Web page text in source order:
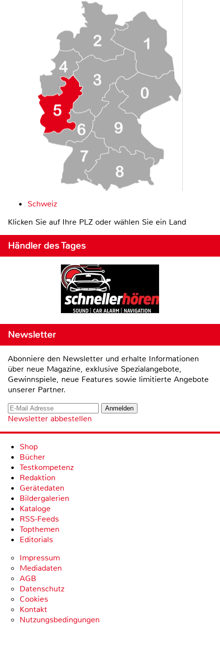
Schweiz
Klicken Sie auf Ihre PLZ oder wählen Sie ein Land
Händler des Tages
Newsletter
Abonniere den Newsletter und erhalte Informationen
über neue Magazine, exklusive Spezialangebote,
Gewinnspiele, neue Features sowie limitierte Angebote
unserer Partner.
Newsletter abbestellen
Shop
Bücher
Testkompetenz
Redaktion
Gerätedaten
Bildergalerien
Kataloge
RSS-Feeds
Topthemen
Editorials
Impressum
Mediadaten
AGB
Datenschutz
Cookies
Kontakt
Nutzungsbedingungen